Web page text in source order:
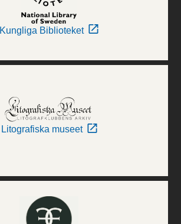
Kungliga Biblioteket
Litografiska museet